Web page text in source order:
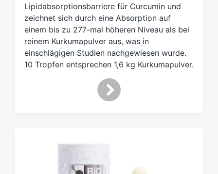
Lipidabsorptionsbarriere für Curcumin und
zeichnet sich durch eine Absorption auf
einem bis zu 277-mal höheren Niveau als bei
reinem Kurkumapulver aus, was in
einschlägigen Studien nachgewiesen wurde.
10 Tropfen entsprechen 1,6 kg Kurkumapulver.